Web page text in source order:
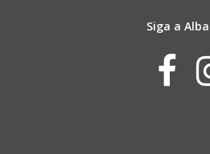
Siga a